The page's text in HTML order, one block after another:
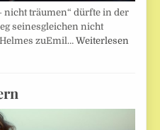
nicht träumen“ dürfte in der
seinesgleichen nicht
zuEmil…Weiterlesen